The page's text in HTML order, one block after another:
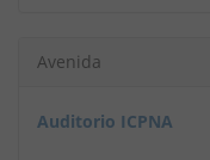
Avenida
Auditorio ICPNA